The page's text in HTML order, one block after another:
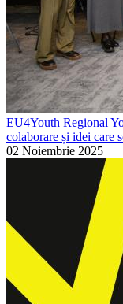
EU4Youth Regional
colaborare și idei care
02 Noiembrie 2025